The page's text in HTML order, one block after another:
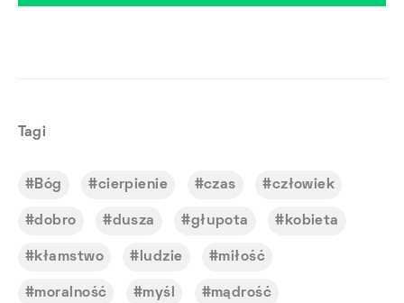
Tagi
Bóg cierpienie czas człowiek
dobro dusza głupota kobieta
kłamstwo ludzie miłość
moralność myśl mądrość